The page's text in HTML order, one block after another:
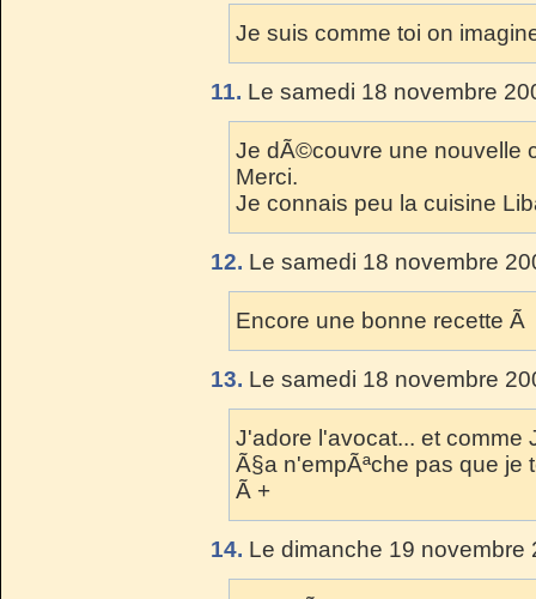
Je suis comme toi on
11. Le samedi 18 novembre
Je dÃ©couvre une nouvelle
Merci.
Je connais peu la cuisine
12. Le samedi 18 novembre
Encore une bonne recette
13. Le samedi 18 novembre
J'adore l'avocat... et comme
Ã§a n'empÃªche pas que je
Ã +
14. Le dimanche 19